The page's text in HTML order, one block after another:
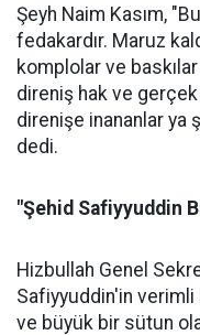
Şeyh Naim Kasım,
fedakardır. Maruz
komplolar ve
direniş hak ve
direnişe inananlar ya
dedi.
"Şehid Safiyyuddin
Hizbullah Genel
Safiyyuddin'in verimli
ve büyük bir sütun